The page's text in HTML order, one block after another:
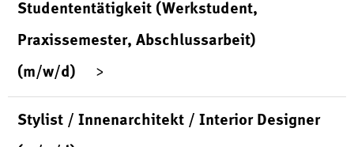
Studententätigkeit (Werkstudent,
Praxissemester, Abschlussarbeit)
(m/w/d)
Stylist / Innenarchitekt / Interior Designer